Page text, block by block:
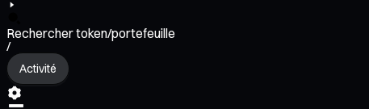
Rechercher token/portefeuille
/
Activité